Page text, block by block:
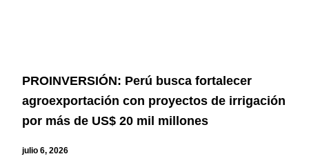
PROINVERSIÓN: Perú busca fortalecer
agroexportación con proyectos de irrigación
por más de US$ 20 mil millones
julio 6, 2026